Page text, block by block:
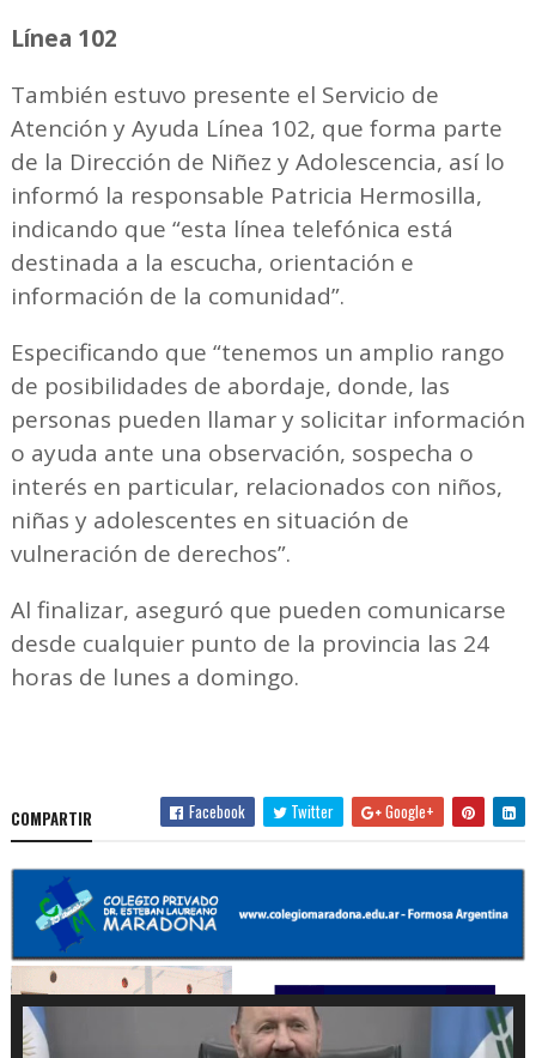
Línea 102
También estuvo presente el Servicio de
Atención y Ayuda Línea 102, que forma parte
de la Dirección de Niñez y Adolescencia, así lo
informó la responsable Patricia Hermosilla,
indicando que “esta línea telefónica está
destinada a la escucha, orientación e
información de la comunidad”.
Especificando que “tenemos un amplio rango
de posibilidades de abordaje, donde, las
personas pueden llamar y solicitar información
o ayuda ante una observación, sospecha o
interés en particular, relacionados con niños,
niñas y adolescentes en situación de
vulneración de derechos”.
Al finalizar, aseguró que pueden comunicarse
desde cualquier punto de la provincia las 24
horas de lunes a domingo.
COMPARTIR Facebook Twitter Google+